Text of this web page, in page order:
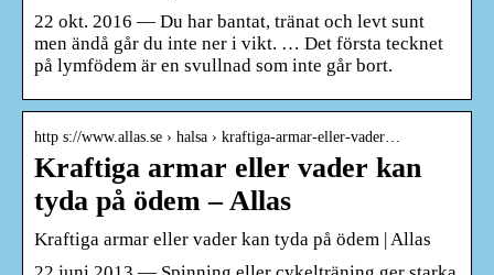
22 okt. 2016 — Du har bantat, tränat och levt sunt
men ändå går du inte ner i vikt. … Det första tecknet
på lymfödem är en svullnad som inte går bort.
http s://www.allas.se › halsa › kraftiga-armar-eller-vader…
Kraftiga armar eller vader kan
tyda på ödem – Allas
Kraftiga armar eller vader kan tyda på ödem | Allas